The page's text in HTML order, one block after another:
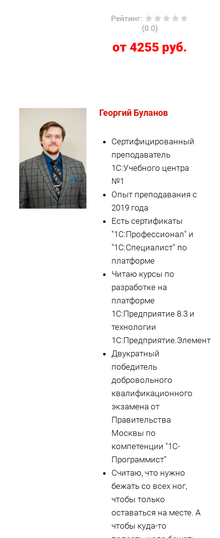
Рейтинг:
(0.0)
от 4255 руб.
Георгий Буланов
Сертифицированный
преподаватель
1С:Учебного центра
№1
Опыт преподавания с
2019 года
Есть сертификаты
"1С:Профессионал" и
"1С:Специалист" по
платформе
Читаю курсы по
разработке на
платформе
1С:Предприятие 8.3 и
технологии
1С:Предприятие.Элемент
Двукратный
победитель
добровольного
квалификационного
экзамена от
Правительства
Москвы по
компетенции "1С-
Программист"
Считаю, что нужно
бежать со всех ног,
чтобы только
оставаться на месте. А
чтобы куда-то